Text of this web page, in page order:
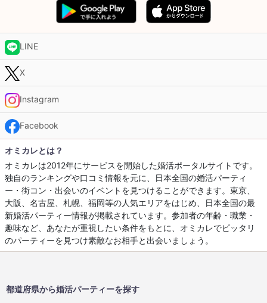
LINE
X
Instagram
Facebook
オミカレとは？
オミカレは2012年にサービスを開始した婚活ポータルサイトです。
独自のランキングや口コミ情報を元に、日本全国の婚活パーティ
ー・街コン・出会いのイベントを見つけることができます。東京、
大阪、名古屋、札幌、福岡等の人気エリアをはじめ、日本全国の最
新婚活パーティー情報が掲載されています。参加者の年齢・職業・
趣味など、あなたが重視したい条件をもとに、オミカレでピッタリ
のパーティーを見つけ素敵なお相手と出会いましょう。
都道府県から婚活パーティーを探す